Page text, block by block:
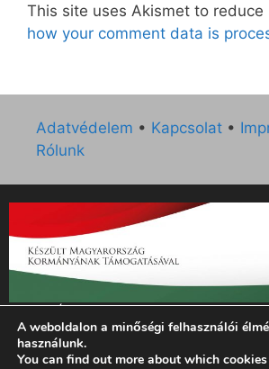
This site uses Akismet to reduce
how your comment data is
Adatvédelem • Kapcsolat •
Rólunk
„Az Új Ember katolikus hetilap 2014.
támogatását az EGYH-KCP-14-P-
szerződés keretében 3 000 000 Ft
A weboldalon a minőségi felhasználói
használunk.
You can find out more about which